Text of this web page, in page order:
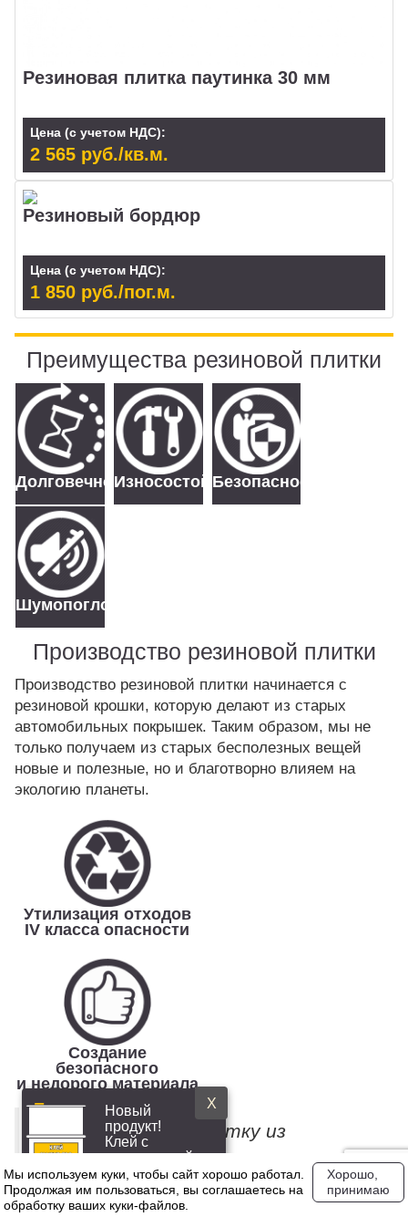
Резиновая плитка паутинка 30 мм
Цена (с учетом НДС):
2 565 руб./кв.м.
Резиновый бордюр
Цена (с учетом НДС):
1 850 руб./пог.м.
Преимущества резиновой плитки
ДолговечностьИзносостойкостьБезопасность
Шумопоглощение
Производство резиновой плитки
Производство резиновой плитки начинается с
резиновой крошки, которую делают из старых
автомобильных покрышек. Таким образом, мы не
только получаем из старых бесполезных вещей
новые и полезные, но и благотворно влияем на
экологию планеты.
Утилизация отходов
IV класса опасности
Создание
безопасного
и недорого материала
Чтобы сделать плитку из
резиновой крошки мы берём
чистый материал (крошку без
X
Новый
продукт!
Клей с
повышенной
эластичностью
Мы используем куки, чтобы сайт хорошо работал.
Продолжая им пользоваться, вы соглашаетесь на
обработку ваших куки‑файлов.
Хорошо,
принимаю